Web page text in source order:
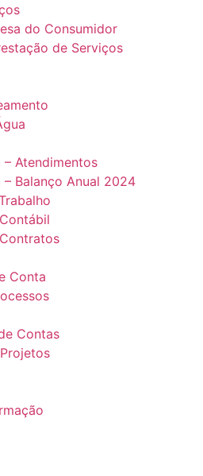
do Consumidor
de Serviços
– Atendimentos
– Balanço Anual 2024
Conta
Contas